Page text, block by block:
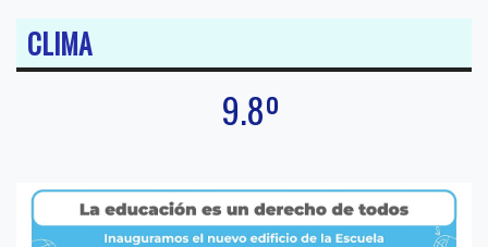
CLIMA
9.8º